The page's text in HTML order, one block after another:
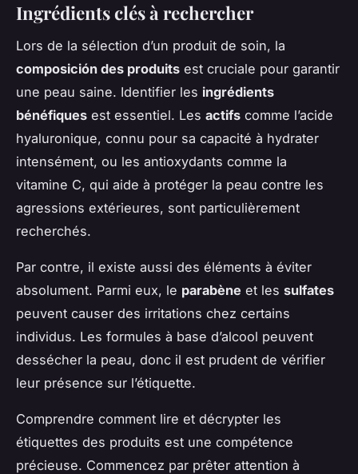
Ingrédients clés à rechercher
Lors de la sélection d’un produit de soin, la
composición des produits est cruciale pour garantir
une peau saine. Identifier les ingrédients
bénéfiques est essentiel. Les actifs comme l’acide
hyaluronique, connu pour sa capacité à hydrater
intensément, ou les antioxydants comme la
vitamine C, qui aide à protéger la peau contre les
agressions extérieures, sont particulièrement
recherchés.
Par contre, il existe aussi des éléments à éviter
absolument. Parmi eux, le parabène et les sulfates
peuvent causer des irritations chez certains
individus. Les formules à base d’alcool peuvent
dessécher la peau, donc il est prudent de vérifier
leur présence sur l’étiquette.
Comprendre comment lire et décrypter les
étiquettes des produits est une compétence
précieuse. Commencez par prêter attention à